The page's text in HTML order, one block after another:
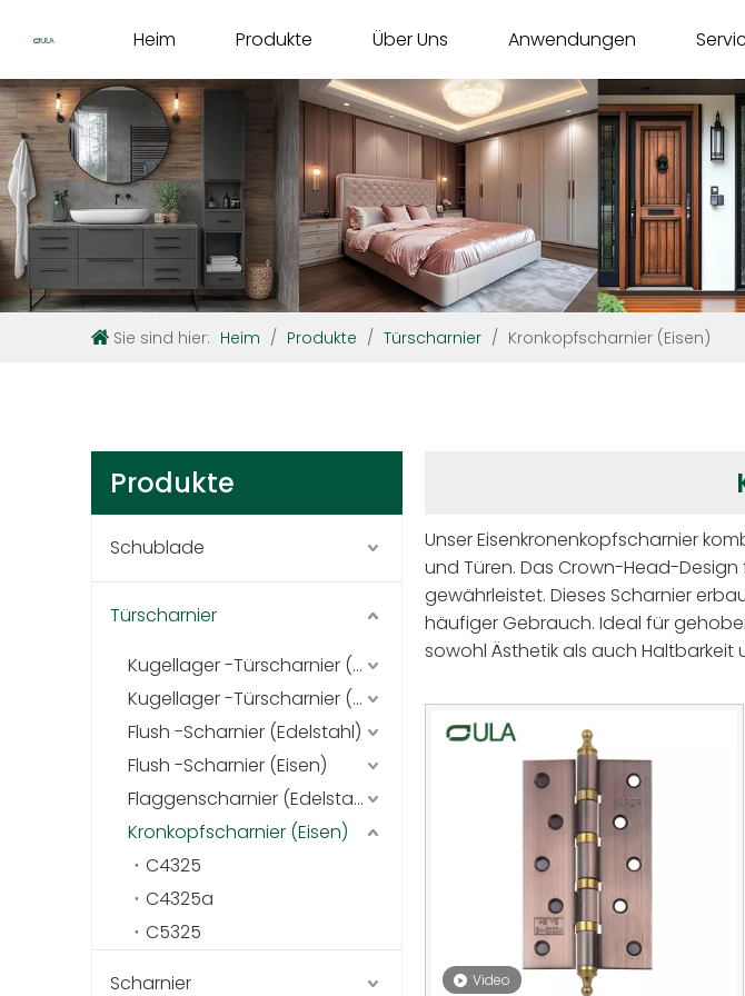
Heim Produkte Über Uns Anwendungen
Sie sind hier: Heim / Produkte / Türscharnier / Kronkopfscharnier (Eisen)
Produkte
Schublade
Türscharnier
Kugellager -Türscharnier (Edelstahl)
Kugellager -Türscharnier (Eisen)
Flush -Scharnier (Edelstahl)
Flush -Scharnier (Eisen)
Flaggenscharnier (Edelstahl)
Kronkopfscharnier (Eisen)
C4325
C4325a
C5325
Scharnier
Unser Eisenkronenkopfscharnier
und Türen. Das Crown-Head-
gewährleistet. Dieses Scharnier
häufiger Gebrauch. Ideal für
sowohl Ästhetik als auch Haltbarkeit
Video